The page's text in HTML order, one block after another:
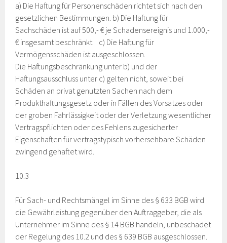
a) Die Haftung für Personenschäden richtet sich nach den
gesetzlichen Bestimmungen. b) Die Haftung für
Sachschäden ist auf 500,- € je Schadensereignis und 1.000,-
€ insgesamt beschränkt. c) Die Haftung für
Vermögensschäden ist ausgeschlossen.
Die Haftungsbeschränkung unter b) und der
Haftungsausschluss unter c) gelten nicht, soweit bei
Schäden an privat genutzten Sachen nach dem
Produkthaftungsgesetz oder in Fällen des Vorsatzes oder
der groben Fahrlässigkeit oder der Verletzung wesentlicher
Vertragspflichten oder des Fehlens zugesicherter
Eigenschaften für vertragstypisch vorhersehbare Schäden
zwingend gehaftet wird.
10.3
Für Sach- und Rechtsmängel im Sinne des § 633 BGB wird
die Gewährleistung gegenüber den Auftraggeber, die als
Unternehmer im Sinne des § 14 BGB handeln, unbeschadet
der Regelung des 10.2 und des § 639 BGB ausgeschlossen.